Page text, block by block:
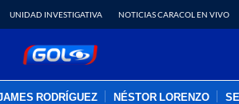
UNIDAD INVESTIGATIVA NOTICIAS CARACOL EN VIVO
RODRÍGUEZ NÉSTOR LORENZO